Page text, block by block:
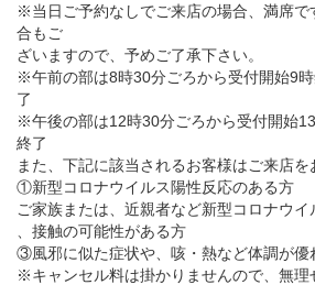
※当日ご予約なしでご来店の場合、満席で
合もご
ざいますので、予めご了承下さい。
※午前の部は8時30分ごろから受付開始9
了
※午後の部は12時30分ごろから受付開始
終了
また、下記に該当されるお客様はご来店
①新型コロナウイルス陽性反応のある方
ご家族または、近親者など新型コロナウ
、接触の可能性がある方
③風邪に似た症状や、咳・熱など体調が優
※キャンセル料は掛かりませんので、無理